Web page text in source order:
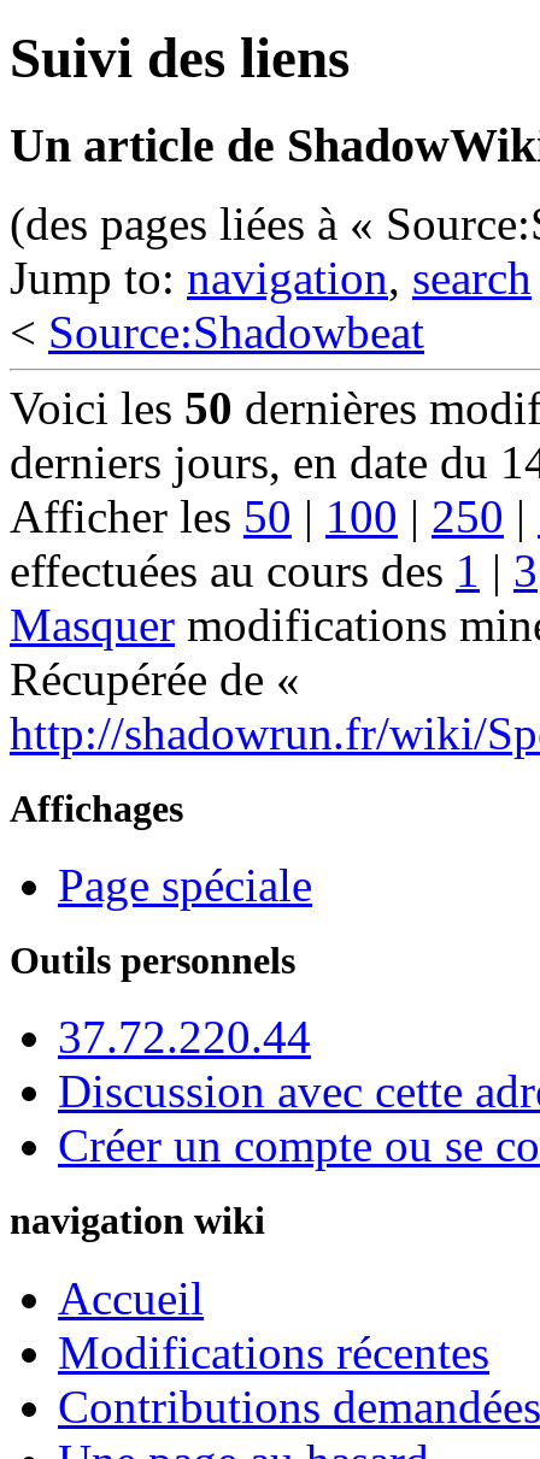
Suivi des liens
Un article de
(des pages liées à «
Jump to: navigation, search
< Source:Shadowbeat
Voici les 50 dernières
derniers jours, en date du
Afficher les 50 | 100 | 250 |
effectuées au cours des 1 | 3
Masquer modifications
Récupérée de «
http://shadowrun.fr/wiki/
Affichages
Page spéciale
Outils personnels
37.72.220.44
Discussion avec cette
Créer un compte ou se
navigation wiki
Accueil
Modifications récentes
Contributions